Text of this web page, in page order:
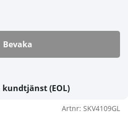
Bevaka
(EOL)
Artnr: SKV4109GL